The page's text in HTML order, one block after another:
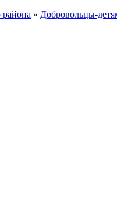
» Добровольцы-